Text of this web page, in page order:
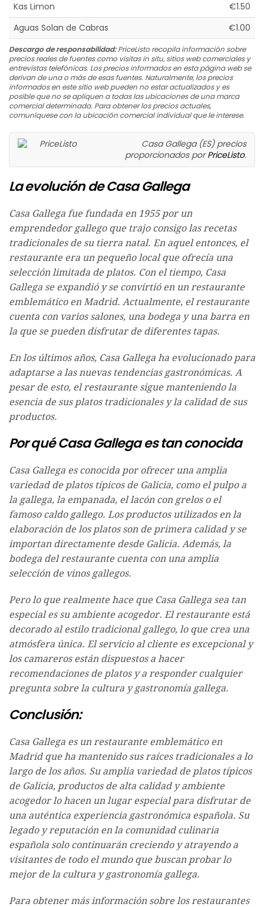
Kas Limon
€1.50
Aguas Solan de Cabras
€1.00
Descargo de responsabilidad:PriceListo recopila información sobre
precios reales de fuentes como visitas in situ, sitios web comerciales y
entrevistas telefónicas. Los precios informados en esta página web se
derivan de una o más de esas fuentes. Naturalmente, los precios
informados en este sitio web pueden no estar actualizados y es
posible que no se apliquen a todas las ubicaciones de una marca
comercial determinada. Para obtener los precios actuales,
comuníquese con la ubicación comercial individual que le interese.
Casa Gallega (ES) precios
proporcionados porPriceListo.
La evolución de Casa Gallega
Casa Gallega fue fundada en 1955 por un
emprendedor gallego que trajo consigo las recetas
tradicionales de su tierra natal. En aquel entonces, el
restaurante era un pequeño local que ofrecía una
selección limitada de platos. Con el tiempo, Casa
Gallega se expandió y se convirtió en un restaurante
emblemático en Madrid. Actualmente, el restaurante
cuenta con varios salones, una bodega y una barra en
la que se pueden disfrutar de diferentes tapas.
En los últimos años, Casa Gallega ha evolucionado para
adaptarse a las nuevas tendencias gastronómicas. A
pesar de esto, el restaurante sigue manteniendo la
esencia de sus platos tradicionales y la calidad de sus
productos.
Por qué Casa Gallega es tan conocida
Casa Gallega es conocida por ofrecer una amplia
variedad de platos típicos de Galicia, como el pulpo a
la gallega, la empanada, el lacón con grelos o el
famoso caldo gallego. Los productos utilizados en la
elaboración de los platos son de primera calidad y se
importan directamente desde Galicia. Además, la
bodega del restaurante cuenta con una amplia
selección de vinos gallegos.
Pero lo que realmente hace que Casa Gallega sea tan
especial es su ambiente acogedor. El restaurante está
decorado al estilo tradicional gallego, lo que crea una
atmósfera única. El servicio al cliente es excepcional y
los camareros están dispuestos a hacer
recomendaciones de platos y a responder cualquier
pregunta sobre la cultura y gastronomía gallega.
Conclusión:
Casa Gallega es un restaurante emblemático en
Madrid que ha mantenido sus raíces tradicionales a lo
largo de los años. Su amplia variedad de platos típicos
de Galicia, productos de alta calidad y ambiente
acogedor lo hacen un lugar especial para disfrutar de
una auténtica experiencia gastronómica española. Su
legado y reputación en la comunidad culinaria
española solo continuarán creciendo y atrayendo a
visitantes de todo el mundo que buscan probar lo
mejor de la cultura y gastronomía gallega.
Para obtener más información sobre los restaurantes